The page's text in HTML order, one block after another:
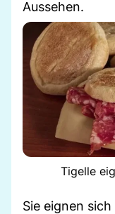
Aussehen.
Tigelle
Sie eignen